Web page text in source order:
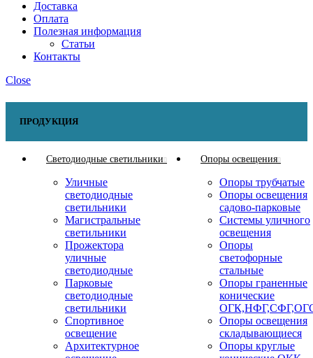
Доставка
Оплата
Полезная информация
Статьи
Контакты
Close
ПРОДУКЦИЯ
Светодиодные светильники
Уличные
светодиодные
светильники
Магистральные
светильники
Прожектора
уличные
светодиодные
Парковые
светодиодные
светильники
Спортивное
освещение
Архитектурное
Опоры освещения
Опоры трубчатые
Опоры освещения
садово-парковые
Системы уличного
освещения
Опоры
светофорные
стальные
Опоры граненные
конические
Опоры освещения
складывающиеся
Опоры круглые